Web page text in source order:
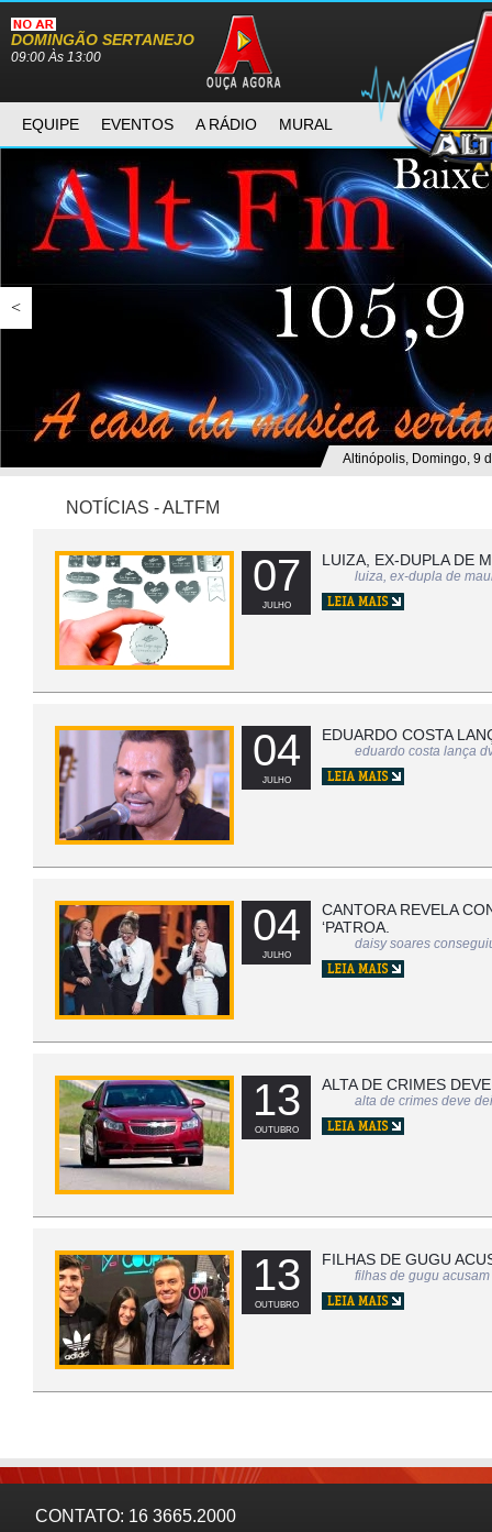
DOMINGÃO SERTANEJO
09:00 Às 13:00
EQUIPE EVENTOS A RÁDIO MURAL
<
Altinópolis, Domingo, 9
NOTÍCIAS - ALTFM
07
JULHO
LUIZA, EX-DUPLA DE
luiza, ex-dupla de
04
JULHO
EDUARDO COSTA
eduardo costa lança
04
JULHO
CANTORA REVELA
‘PATROA.
daisy soares
13
OUTUBRO
ALTA DE CRIMES
alta de crimes deve
13
OUTUBRO
FILHAS DE GUGU
filhas de gugu
CONTATO: 16 3665.2000